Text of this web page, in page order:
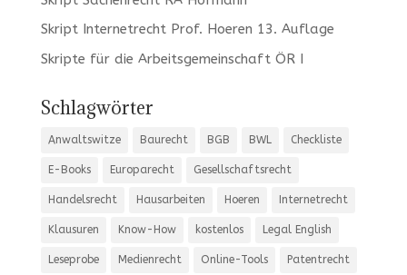
Skript Internetrecht Prof. Hoeren 13. Auflage
Skripte für die Arbeitsgemeinschaft ÖR I
Schlagwörter
Anwaltswitze Baurecht BGB BWL Checkliste
E-Books Europarecht Gesellschaftsrecht
Handelsrecht Hausarbeiten Hoeren Internetrecht
Klausuren Know-How kostenlos Legal English
Leseprobe Medienrecht Online-Tools Patentrecht